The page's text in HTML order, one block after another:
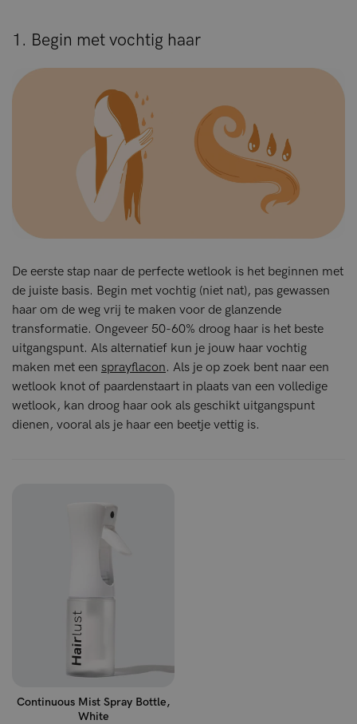
1. Begin met vochtig haar
De eerste stap naar de perfecte wetlook is het beginnen met
de juiste basis. Begin met vochtig (niet nat), pas gewassen
haar om de weg vrij te maken voor de glanzende
transformatie. Ongeveer 50-60% droog haar is het beste
uitgangspunt. Als alternatief kun je jouw haar vochtig
maken met een sprayflacon. Als je op zoek bent naar een
wetlook knot of paardenstaart in plaats van een volledige
wetlook, kan droog haar ook als geschikt uitgangspunt
dienen, vooral als je haar een beetje vettig is.
Continuous Mist Spray Bottle,
White